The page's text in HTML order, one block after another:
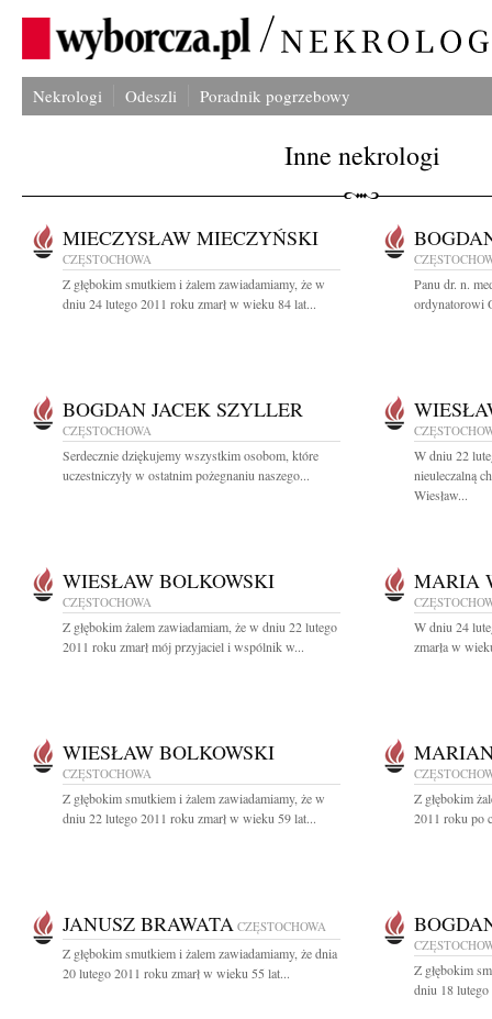
Nekrologi Odeszli Poradnik pogrzebowy
Inne nekrologi
MIECZYSŁAW MIECZYŃSKI
CZĘSTOCHOWA
Z głębokim smutkiem i żalem zawiadamiamy, że w
dniu 24 lutego 2011 roku zmarł w wieku 84 lat...
Panu dr. n.
ordynatorowi
BOGDAN JACEK SZYLLER
CZĘSTOCHOWA
Serdecznie dziękujemy wszystkim osobom, które
uczestniczyły w ostatnim pożegnaniu naszego...
W dniu 22
nieuleczalną
Wiesław...
WIESŁAW BOLKOWSKI
CZĘSTOCHOWA
Z głębokim żalem zawiadamiam, że w dniu 22 lutego
2011 roku zmarł mój przyjaciel i wspólnik w...
MARIA
W dniu 24
zmarła w
WIESŁAW BOLKOWSKI
CZĘSTOCHOWA
Z głębokim smutkiem i żalem zawiadamiamy, że w
dniu 22 lutego 2011 roku zmarł w wieku 59 lat...
Z głębokim
2011 roku po
JANUSZ BRAWATA CZĘSTOCHOWA
Z głębokim smutkiem i żalem zawiadamiamy, że dnia
20 lutego 2011 roku zmarł w wieku 55 lat...
Z głębokim
dniu 18